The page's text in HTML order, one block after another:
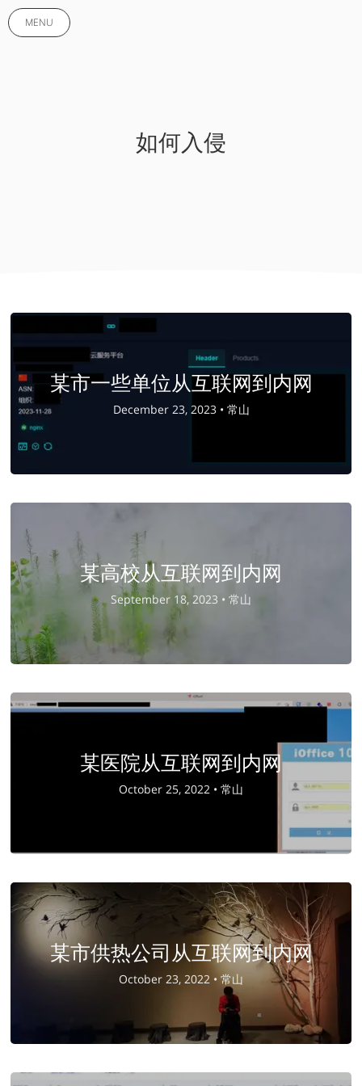
MENU
如何入侵
某市一些单位从互联网到内网
December 23, 2023 • 常山
某高校从互联网到内网
September 18, 2023 • 常山
某医院从互联网到内网
October 25, 2022 • 常山
某市供热公司从互联网到内网
October 23, 2022 • 常山